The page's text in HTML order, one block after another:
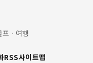
프 · 여행
RSS사이트맵